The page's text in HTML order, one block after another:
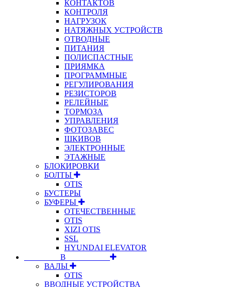
КОНТАКТОВ
КОНТРОЛЯ
НАГРУЗОК
НАТЯЖНЫХ УСТРОЙСТВ
ОТВОДНЫЕ
ПИТАНИЯ
ПОЛИСПАСТНЫЕ
ПРИЯМКА
ПРОГРАММНЫЕ
РЕГУЛИРОВАНИЯ
РЕЗИСТОРОВ
РЕЛЕЙНЫЕ
ТОРМОЗА
УПРАВЛЕНИЯ
ФОТОЗАВЕС
ШКИВОВ
ЭЛЕКТРОННЫЕ
ЭТАЖНЫЕ
БЛОКИРОВКИ
БОЛТЫ
OTIS
БУСТЕРЫ
БУФЕРЫ
ОТЕЧЕСТВЕННЫЕ
OTIS
XIZI OTIS
SSL
HYUNDAI ELEVATOR
⠀⠀⠀⠀⠀⠀В⠀⠀⠀⠀⠀⠀⠀
ВАЛЫ
OTIS
ВВОДНЫЕ УСТРОЙСТВА